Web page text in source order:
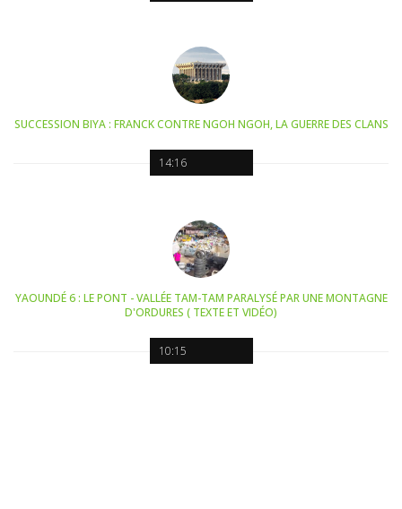
14:16
SUCCESSION BIYA : FRANCK CONTRE NGOH NGOH, LA GUERRE DES CLANS
10:15
YAOUNDÉ 6 : LE PONT - VALLÉE TAM-TAM PARALYSÉ PAR UNE MONTAGNE
D'ORDURES ( TEXTE ET VIDÉO)